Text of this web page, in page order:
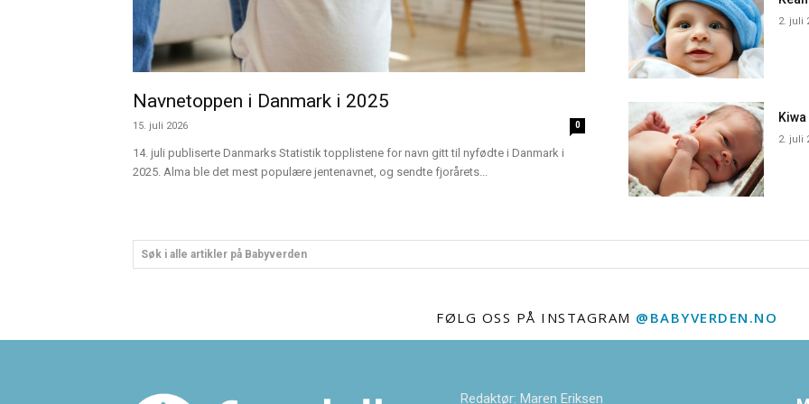
Navnetoppen i Danmark i 2025
15. juli 2026 0
14. juli publiserte Danmarks Statistik topplistene for navn gitt til nyfødte i Danmark i
2025. Alma ble det mest populære jentenavnet, og sendte fjorårets...
2. juli
Kiwa
2. juli
Søk i alle artikler på Babyverden
FØLG OSS PÅ INSTAGRAM @BABYVERDEN.NO
Redaktør: Maren Eriksen